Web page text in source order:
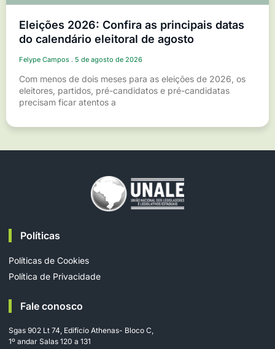
Eleições 2026: Confira as principais datas
do calendário eleitoral de agosto
Felype Campos 5 de agosto de 2026
Com menos de dois meses para as eleições de 2026, os
eleitores, partidos, pré-candidatos e pré-candidatas
precisam ficar atentos a
Políticas
Políticas de Cookies
Política de Privacidade
Fale conosco
Sgas 902 Lt 74, Edifício Athenas- Bloco C,
1º andar Salas 120 a 131